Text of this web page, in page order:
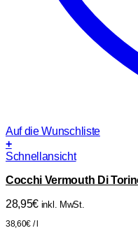
Auf die Wunschliste
+
Schnellansicht
Cocchi Vermouth Di
28,95€ inkl. MwSt.
38,60€ /l